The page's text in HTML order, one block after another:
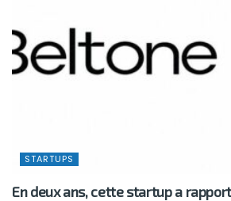
STARTUPS
En deux ans, cette startup a